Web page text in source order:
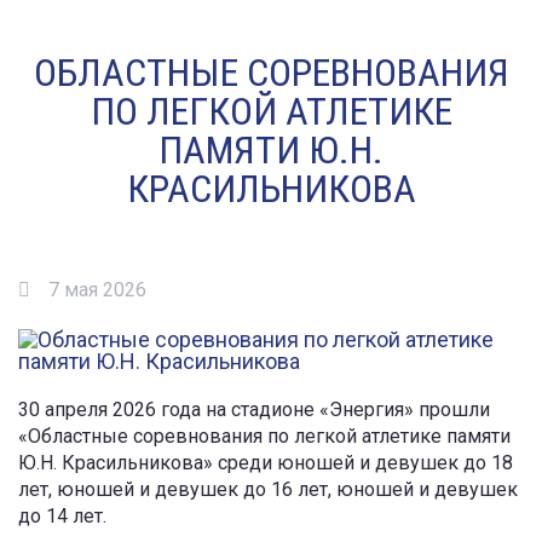
ОБЛАСТНЫЕ СОРЕВНОВАНИЯ
ПО ЛЕГКОЙ АТЛЕТИКЕ
ПАМЯТИ Ю.Н.
КРАСИЛЬНИКОВА
7 мая 2026
30 апреля 2026 года на стадионе «Энергия» прошли
«Областные соревнования по легкой атлетике памяти
Ю.Н. Красильникова» среди юношей и девушек до 18
лет, юношей и девушек до 16 лет, юношей и девушек
до 14 лет.